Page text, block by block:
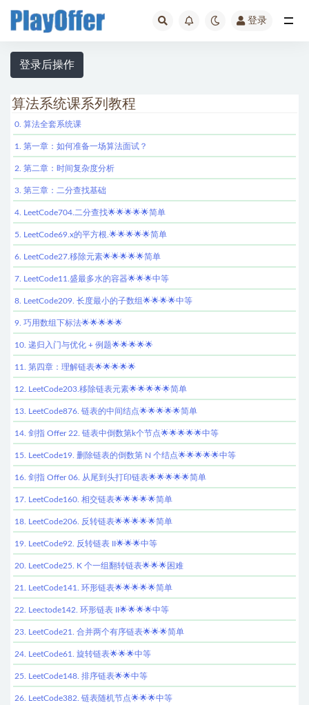
登录
登录后操作
算法系统课系列教程
0. 算法全套系统课
1. 第一章：如何准备一场算法面试？
2. 第二章：时间复杂度分析
3. 第三章：二分查找基础
4. LeetCode704.二分查找🌟🌟🌟🌟🌟简单
5. LeetCode69.x的平方根.🌟🌟🌟🌟🌟简单
6. LeetCode27.移除元素🌟🌟🌟🌟🌟简单
7. LeetCode11.盛最多水的容器🌟🌟🌟中等
8. LeetCode209. 长度最小的子数组🌟🌟🌟🌟中等
9. 巧用数组下标法🌟🌟🌟🌟🌟
10. 递归入门与优化 + 例题🌟🌟🌟🌟🌟
11. 第四章：理解链表🌟🌟🌟🌟🌟
12. LeetCode203.移除链表元素🌟🌟🌟🌟🌟简单
13. LeetCode876. 链表的中间结点🌟🌟🌟🌟🌟简单
14. 剑指 Offer 22. 链表中倒数第k个节点🌟🌟🌟🌟🌟中等
15. LeetCode19. 删除链表的倒数第 N 个结点🌟🌟🌟🌟🌟中等
16. 剑指 Offer 06. 从尾到头打印链表🌟🌟🌟🌟🌟简单
17. LeetCode160. 相交链表🌟🌟🌟🌟🌟简单
18. LeetCode206. 反转链表🌟🌟🌟🌟🌟简单
19. LeetCode92. 反转链表 II🌟🌟🌟中等
20. LeetCode25. K 个一组翻转链表🌟🌟🌟困难
21. LeetCode141. 环形链表🌟🌟🌟🌟🌟简单
22. Leectode142. 环形链表 II🌟🌟🌟🌟中等
23. LeetCode21. 合并两个有序链表🌟🌟🌟简单
24. LeetCode61. 旋转链表🌟🌟🌟中等
25. LeetCode148. 排序链表🌟🌟中等
26. LeetCode382. 链表随机节点🌟🌟🌟中等